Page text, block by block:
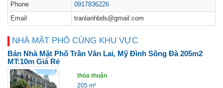
Phone
0917836226
Email
tranlanhbds@gmail.com
NHÀ MẶT PHỐ CÙNG KHU VỰC
Bán Nhà Mặt Phố Trần Văn Lai, Mỹ Đình Sông Đà 205m2
MT:10m Giá Rẻ
thỏa thuận
205 m²